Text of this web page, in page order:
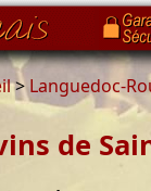
>Languedoc-
de